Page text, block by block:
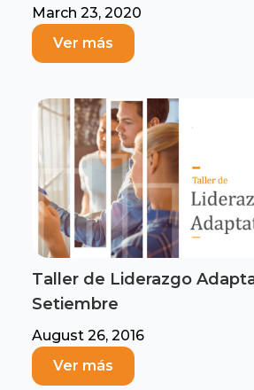
March 23, 2020
Ver más
Taller de Liderazgo
Setiembre
August 26, 2016
Ver más